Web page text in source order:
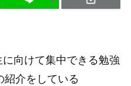
に向けて集中できる勉強
紹介をしている